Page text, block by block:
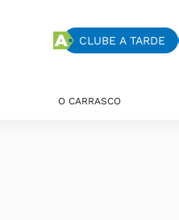
CLUBE A TARDE
O CARRASCO